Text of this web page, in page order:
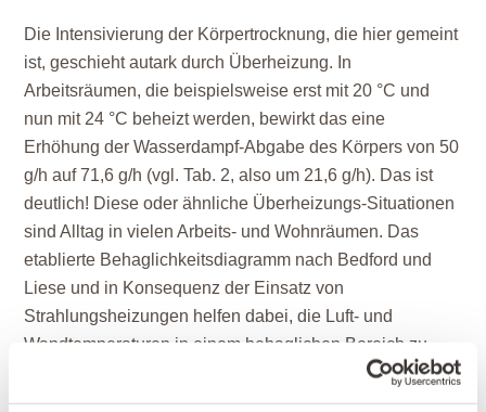
Die Intensivierung der Körpertrocknung, die hier gemeint
ist, geschieht autark durch Überheizung. In
Arbeitsräumen, die beispielsweise erst mit 20 °C und
nun mit 24 °C beheizt werden, bewirkt das eine
Erhöhung der Wasserdampf-Abgabe des Körpers von 50
g/h auf 71,6 g/h (vgl. Tab. 2, also um 21,6 g/h). Das ist
deutlich! Diese oder ähnliche Überheizungs-Situationen
sind Alltag in vielen Arbeits- und Wohnräumen. Das
etablierte Behaglichkeitsdiagramm nach Bedford und
Liese und in Konsequenz der Einsatz von
Strahlungsheizungen helfen dabei, die Luft- und
Wandtemperaturen in einem behaglichen Bereich zu